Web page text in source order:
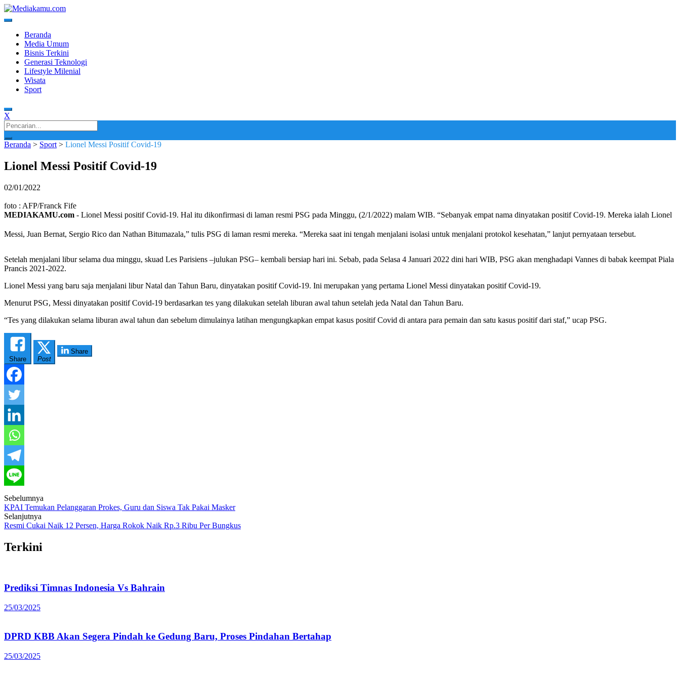
Skip
to
MEDIAKAMU.com
Media Terkini untuk Generasi Milenial!
Beranda
Media Umum
Bisnis Terkini
Generasi Teknologi
Lifestyle Milenial
Wisata
Sport
X
Search
for:
Beranda > Sport > Lionel Messi Positif Covid-19
Lionel Messi Positif Covid-19
02/01/2022
foto : AFP/Franck Fife
MEDIAKAMU.com - Lionel Messi positif Covid-19. Hal itu dikonfirmasi di laman resmi PSG pada Minggu, (2/1/2022) malam WIB. “Sebanyak empat nama dinyatakan positif Covid-19. Mereka ialah Lionel
Messi, Juan Bernat, Sergio Rico dan Nathan Bitumazala,” tulis PSG di laman resmi mereka. “Mereka saat ini tengah menjalani isolasi untuk menjalani protokol kesehatan,” lanjut pernyataan tersebut.
Setelah menjalani libur selama dua minggu, skuad Les Parisiens –julukan PSG– kembali bersiap hari ini. Sebab, pada Selasa 4 Januari 2022 dini hari WIB, PSG akan menghadapi Vannes di babak keempat Piala
Prancis 2021-2022.
Lionel Messi yang baru saja menjalani libur Natal dan Tahun Baru, dinyatakan positif Covid-19. Ini merupakan yang pertama Lionel Messi dinyatakan positif Covid-19.
Menurut PSG, Messi dinyatakan positif Covid-19 berdasarkan tes yang dilakukan setelah liburan awal tahun setelah jeda Natal dan Tahun Baru.
“Tes yang dilakukan selama liburan awal tahun dan sebelum dimulainya latihan mengungkapkan empat kasus positif Covid di antara para pemain dan satu kasus positif dari staf,” ucap PSG.
Share Post
Share
Post
navigation
Sebelumnya
KPAI Temukan Pelanggaran Prokes, Guru dan Siswa Tak Pakai Masker
Selanjutnya
Resmi Cukai Naik 12 Persen, Harga Rokok Naik Rp.3 Ribu Per Bungkus
Terkini
Prediksi Timnas Indonesia Vs Bahrain
25/03/2025
DPRD KBB Akan Segera Pindah ke Gedung Baru, Proses Pindahan Bertahap
25/03/2025